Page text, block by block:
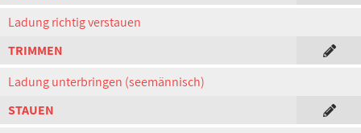
Ladung richtig verstauen
TRIMMEN
Ladung unterbringen (seemännisch)
STAUEN